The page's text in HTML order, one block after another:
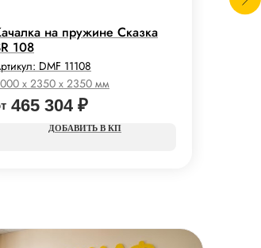
на пружине Сказка
108
DMF 11108
x 2350 x 2350 мм
465 304 ₽
КП